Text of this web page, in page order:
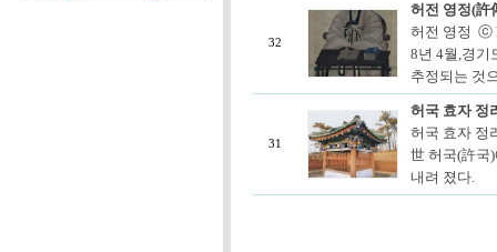
32
허전 영정(許
허전 영정 ⓒ
8년 4월,경기
추정되는 것
31
허국 효자 정
허국 효자 정
世 허국(許국
내려 졌다.